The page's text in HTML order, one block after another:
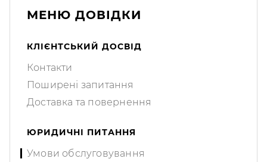
МЕНЮ ДОВІДКИ
КЛІЄНТСЬКИЙ ДОСВІД
Контакти
Поширені запитання
Доставка та повернення
ЮРИДИЧНІ ПИТАННЯ
Умови обслуговування